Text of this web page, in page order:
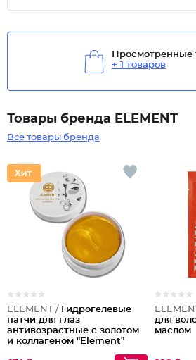
Просмотренные
+ 1 товаров
Товары бренда ELEMENT
Все товары бренда
ELEMENT / Гидрогелевые
патчи для глаз
антивозрастные с золотом
и коллагеном "Element"
для
маслом